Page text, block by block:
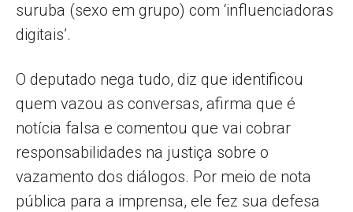
suruba (sexo em grupo) com ‘influenciadoras
digitais’.
O deputado nega tudo, diz que identificou
quem vazou as conversas, afirma que é
notícia falsa e comentou que vai cobrar
responsabilidades na justiça sobre o
vazamento dos diálogos. Por meio de nota
pública para a imprensa, ele fez sua defesa